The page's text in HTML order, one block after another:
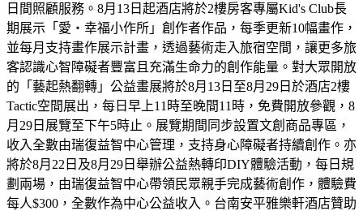
日間照顧服務。8月13日起酒店將於2樓房客專屬Kid's Club長
期展示「愛・幸福小作所」創作者作品，每季更新10幅畫作，
並每月支持畫作展示計畫，透過藝術走入旅宿空間，讓更多旅
客認識心智障礙者豐富且充滿生命力的創作能量。對大眾開放
的「藝起熱翻轉」公益畫展將於8月13日至8月29日於酒店2樓
Tactic空間展出，每日早上11時至晚間11時，免費開放參觀，8
月29日展覽至下午5時止。展覽期間同步設置文創商品專區，
收入全數由瑞復益智中心管理，支持身心障礙者持續創作。亦
將於8月22日及8月29日舉辦公益熱轉印DIY體驗活動，每日規
劃兩場，由瑞復益智中心帶領民眾親手完成藝術創作，體驗費
每人$300，全數作為中心公益收入。台南安平雅樂軒酒店贊助